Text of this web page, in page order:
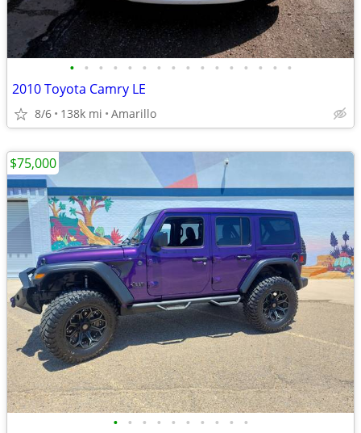
• • • • • • • • • • • • • • • •
2010 Toyota Camry LE
8/6 138k mi Amarillo
• • • • • • • • • •
$75,000